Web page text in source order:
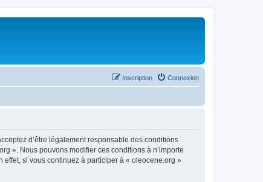
Connexion
Inscription
d’être légalement responsable des conditions
». Nous pouvons modifier ces conditions à n’importe
si vous continuez à participer à « oleocene.org »